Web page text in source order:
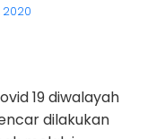
2020
19 diwalayah
dilakukan